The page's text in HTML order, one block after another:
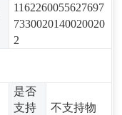
1162260055627697
7330020140020020
2
是否
支持
不支持物